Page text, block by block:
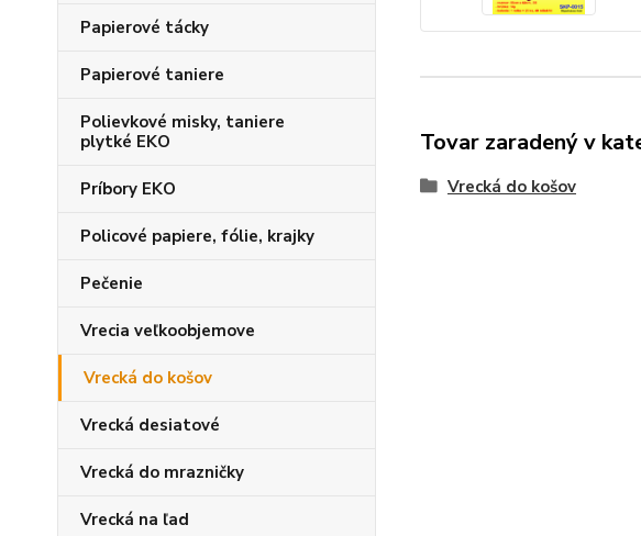
Papierové tácky
Papierové taniere
Polievkové misky, taniere
plytké EKO
Príbory EKO
Policové papiere, fólie, krajky
Pečenie
Vrecia veľkoobjemove
Vrecká do košov
Vrecká desiatové
Vrecká do mrazničky
Vrecká na ľad
Tovar zaradený v
Vrecká do košov